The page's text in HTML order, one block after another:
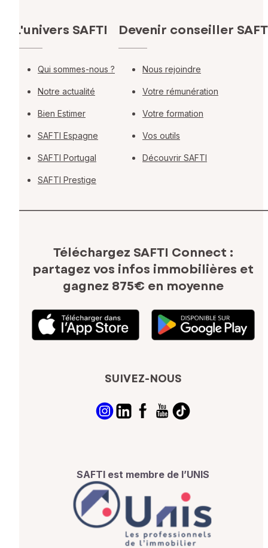
L'univers SAFTI
Qui sommes-nous ?
Notre actualité
Bien Estimer
SAFTI Espagne
SAFTI Portugal
SAFTI Prestige
Devenir conseiller
Nous rejoindre
Votre rémunération
Votre formation
Vos outils
Découvrir SAFTI
Téléchargez SAFTI Connect :
partagez vos infos immobilières et
gagnez 875€ en moyenne
SUIVEZ-NOUS
SAFTI est membre de l’UNIS